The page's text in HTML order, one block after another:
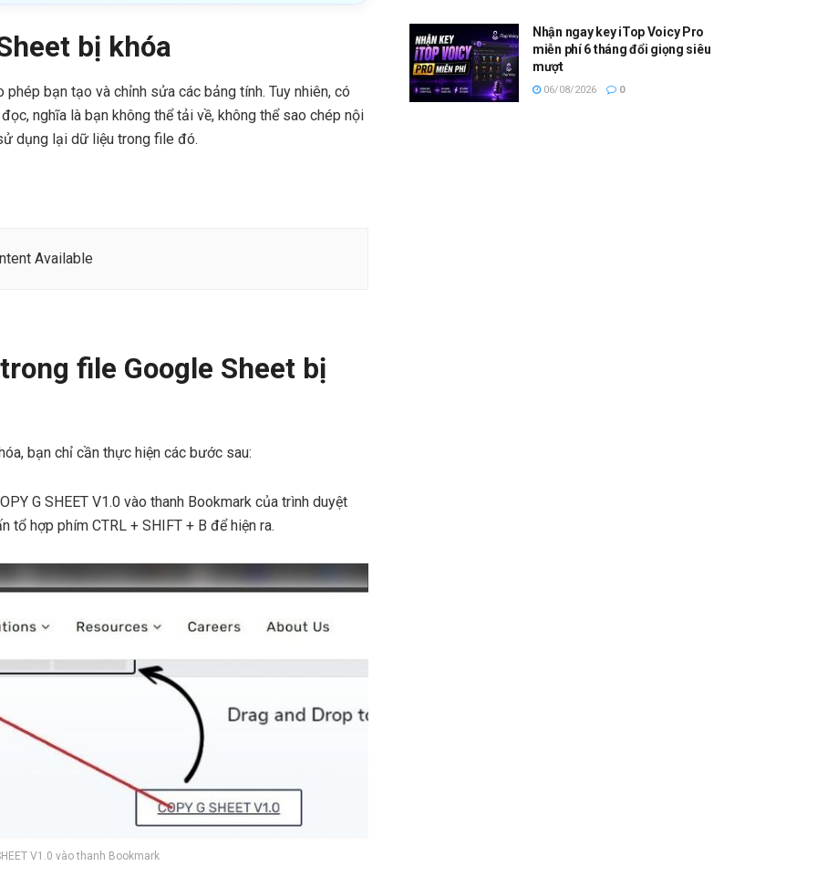
bị khóa
bạn tạo và chỉnh sửa các bảng tính. Tuy nhiên, có
nghĩa là bạn không thể tải về, không thể sao chép nội
dụng lại dữ liệu trong file đó.
Available
file Google Sheet bị
bạn chỉ cần thực hiện các bước sau:
G SHEET V1.0 vào thanh Bookmark của trình duyệt
tổ hợp phím CTRL + SHIFT + B để hiện ra.
V1.0 vào thanh Bookmark
Nhận ngay key iTop Voicy Pro
miễn phí 6 tháng đổi giọng siêu
mượt
06/08/2026 0